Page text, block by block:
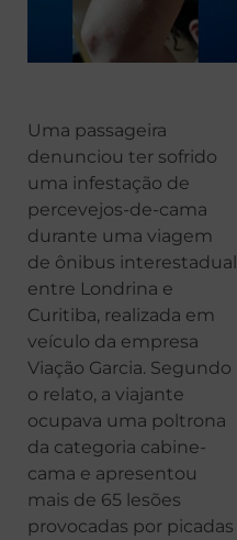
Uma passageira
denunciou ter sofrido
uma infestação de
percevejos-de-cama
durante uma viagem
de ônibus interestadual
entre Londrina e
Curitiba, realizada em
veículo da empresa
Viação Garcia. Segundo
o relato, a viajante
ocupava uma poltrona
da categoria cabine-
cama e apresentou
mais de 65 lesões
provocadas por picadas